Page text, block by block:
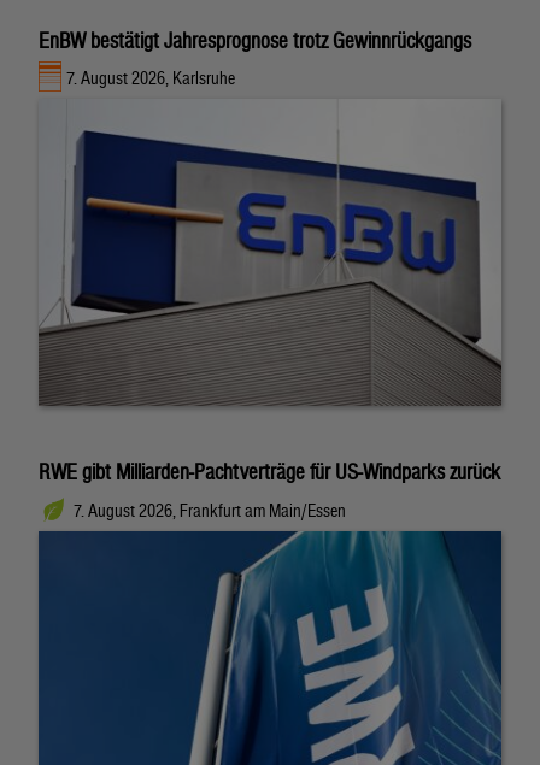
EnBW bestätigt Jahresprognose trotz Gewinnrückgangs
7. August 2026, Karlsruhe
RWE gibt Milliarden-Pachtverträge für US-Windparks zurück
7. August 2026, Frankfurt am Main/Essen